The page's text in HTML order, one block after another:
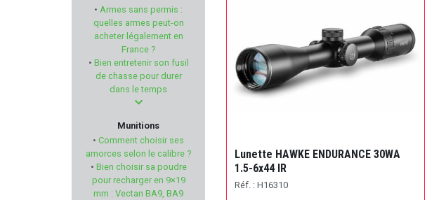
HENRY REPEATING ARMS
KIMBER
Seasons
VOERE
REVOTAC
• Armes sans permis :
quelles armes peut-on
acheter légalement en
France ?
• Bien entretenir son fusil
de chasse pour durer
dans le temps
Munitions
• Comment choisir ses
amorces selon le calibre ?
• Bien choisir sa poudre
pour recharger en 9×19
mm : Vectan BA9, BA9
Lunette HAWKE ENDURANCE 30WA
1.5-6x44 IR
Réf. : H16310